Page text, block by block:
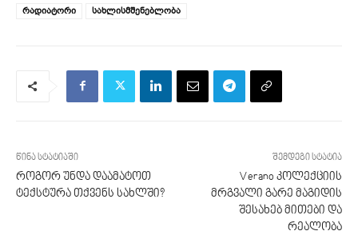
რადიატორი
სახლისმშენებლობა
წინა სტატიაში
როგორ უნდა დაამატოთ
ტექსტურა თქვენს სახლში?
შემდეგი სტატია
Verano კოლექციის
მრგვალი გარე მაგიდის
შესახებ მითები და
რეალობა